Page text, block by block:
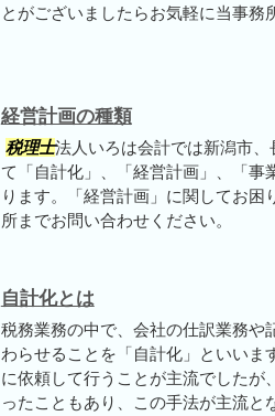
とがございましたらお気軽に当事務
経営計画の種類
税理士法人いろは会計では新潟市、
て「自計化」、「経営計画」、「事
ります。「経営計画」に関してお
所までお問い合わせください。
自計化とは
税務業務の中で、会社の仕訳業務や
わらせることを「自計化」といいま
に依頼して行うことが主流でしたが
ったこともあり、この手法が主流と